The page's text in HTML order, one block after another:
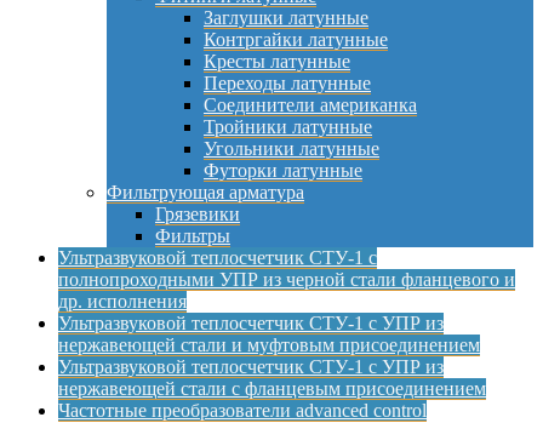
Заглушки латунные
Контргайки латунные
Кресты латунные
Переходы латунные
Соединители американка
Тройники латунные
Угольники латунные
Футорки латунные
Фильтрующая арматура
Грязевики
Фильтры
Ультразвуковой теплосчетчик СТУ-1 с
полнопроходными УПР из черной стали фланцевого и
др. исполнения
Ультразвуковой теплосчетчик СТУ-1 с УПР из
нержавеющей стали и муфтовым присоединением
Ультразвуковой теплосчетчик СТУ-1 с УПР из
нержавеющей стали с фланцевым присоединением
Частотные преобразователи advanced control